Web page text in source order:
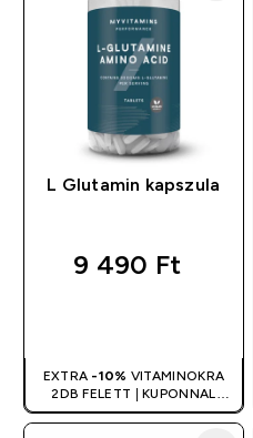
L Glutamin kapszula
9 490 Ft‎
EXTRA -10% VITAMINOKRA
2DB FELETT | KUPONNAL
ÖSSZEVONHATÓ